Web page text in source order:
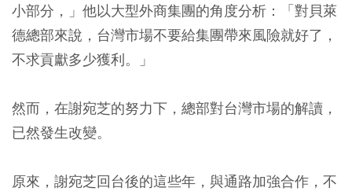
小部分，」他以大型外商集團的角度分析：「對貝萊
德總部來說，台灣市場不要給集團帶來風險就好了，
不求貢獻多少獲利。」
然而，在謝宛芝的努力下，總部對台灣市場的解讀，
已然發生改變。
原來，謝宛芝回台後的這些年，與通路加強合作，不